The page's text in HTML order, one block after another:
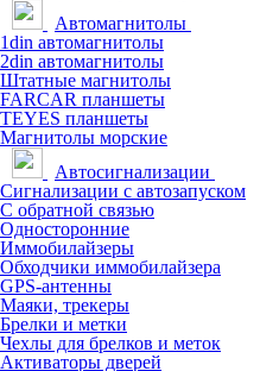
Автомагнитолы
1din автомагнитолы
2din автомагнитолы
Штатные магнитолы
FARCAR планшеты
TEYES планшеты
Магнитолы морские
Автосигнализации
Сигнализации с автозапуском
С обратной связью
Односторонние
Иммобилайзеры
Обходчики иммобилайзера
GPS-антенны
Маяки, трекеры
Брелки и метки
Чехлы для брелков и меток
Активаторы дверей